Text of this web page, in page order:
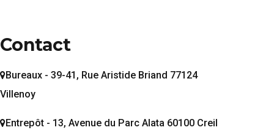
Contact
Bureaux - 39-41, Rue Aristide Briand 77124
Villenoy
Entrepôt - 13, Avenue du Parc Alata 60100 Creil